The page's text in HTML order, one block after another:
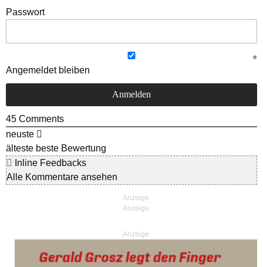
Passwort
Angemeldet bleiben
45 Comments
neuste
älteste beste Bewertung
Inline Feedbacks
Alle Kommentare ansehen
Anzeige